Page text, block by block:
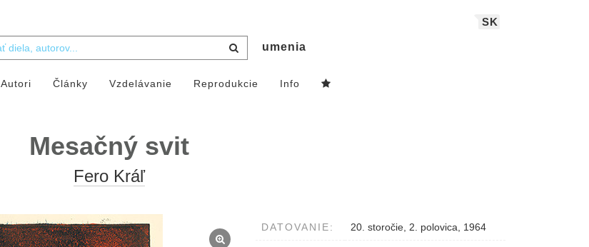
SK
umenia
Autori Články Vzdelávanie Reprodukcie Info
Mesačný svit
Fero Kráľ
DATOVANIE: 20. storočie, 2. polovica, 1964